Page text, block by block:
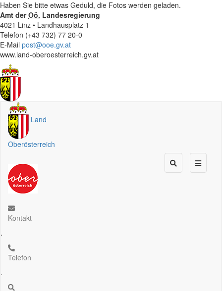
Haben Sie bitte etwas Geduld, die Fotos werden geladen.
Amt derOö. Landesregierung
4021 Linz • Landhausplatz 1
Telefon (+43 732) 77 20-0
E-Mail post@ooe.gv.at
www.land-oberoesterreich.gv.at
Land
Oberösterreich
Kontakt
.
Telefon
.